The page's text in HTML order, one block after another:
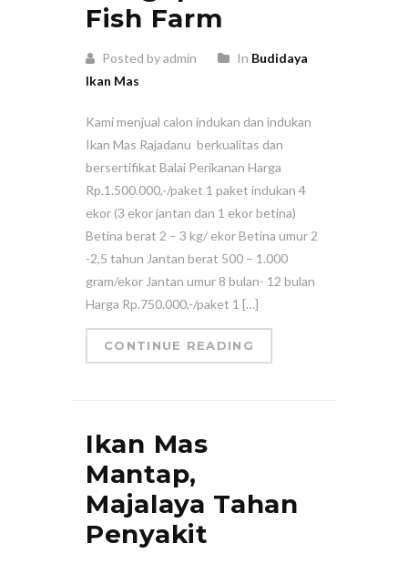
Fish Farm
Posted by admin In Budidaya
Ikan Mas
Kami menjual calon indukan dan indukan
Ikan Mas Rajadanu berkualitas dan
bersertifikat Balai Perikanan Harga
Rp.1.500.000,-/paket 1 paket indukan 4
ekor (3 ekor jantan dan 1 ekor betina)
Betina berat 2 – 3 kg/ ekor Betina umur 2
-2,5 tahun Jantan berat 500 – 1.000
gram/ekor Jantan umur 8 bulan- 12 bulan
Harga Rp.750.000,-/paket 1 […]
CONTINUE READING
Ikan Mas
Mantap,
Majalaya Tahan
Penyakit